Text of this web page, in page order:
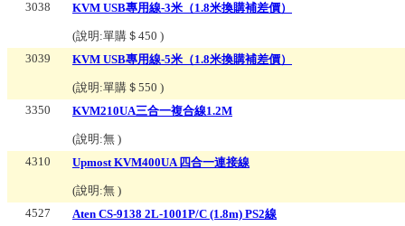
3038
KVM USB專用線-3米（1.8米換購補差價）
(說明:單購＄450 )
3039
KVM USB專用線-5米（1.8米換購補差價）
(說明:單購＄550 )
3350
KVM210UA三合一複合線1.2M
(說明:無 )
4310
Upmost KVM400UA 四合一連接線
(說明:無 )
4527
Aten CS-9138 2L-1001P/C (1.8m) PS2線